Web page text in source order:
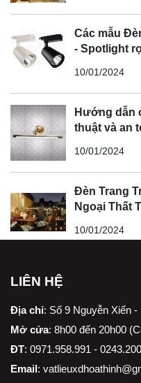
Các mẫu
- Spotlight
10/01/2024
Hướng dẫn
thuật và an
10/01/2024
Đèn Trang
Ngoại Thất
10/01/2024
LIÊN HỆ
Địa chỉ: Số 9 Nguyễn Xiển
Mở cửa: 8h00 đến 20h00
ĐT: 0971.958.991 -
Email: